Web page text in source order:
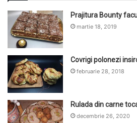
Prajitura Bounty
martie 18, 2019
Covrigi polonezi
februarie 28, 2018
Rulada din carne
decembrie 26, 2020